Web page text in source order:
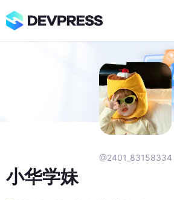
@2401_83158334
小华学妹